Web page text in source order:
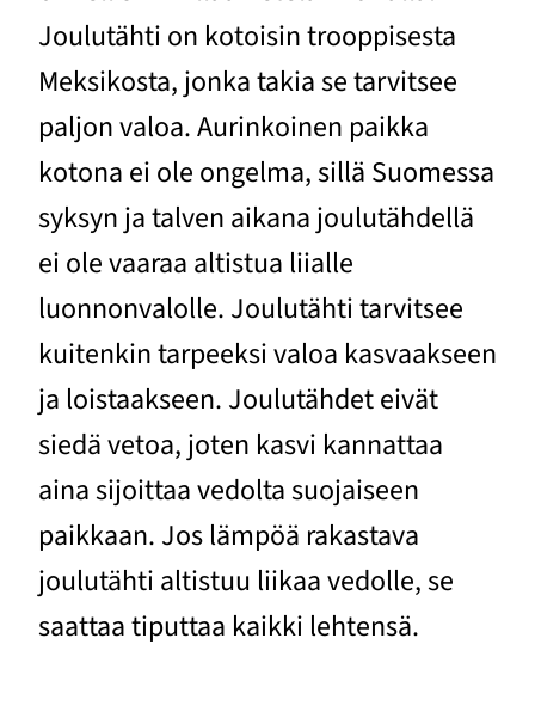
Joulutähti on kotoisin trooppisesta
Meksikosta, jonka takia se tarvitsee
paljon valoa. Aurinkoinen paikka
kotona ei ole ongelma, sillä Suomessa
syksyn ja talven aikana joulutähdellä
ei ole vaaraa altistua liialle
luonnonvalolle. Joulutähti tarvitsee
kuitenkin tarpeeksi valoa kasvaakseen
ja loistaakseen. Joulutähdet eivät
siedä vetoa, joten kasvi kannattaa
aina sijoittaa vedolta suojaiseen
paikkaan. Jos lämpöä rakastava
joulutähti altistuu liikaa vedolle, se
saattaa tiputtaa kaikki lehtensä.